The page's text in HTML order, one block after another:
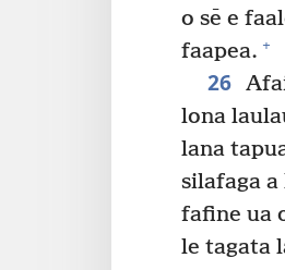
o sē e
faapea. +
26
lona
lana
silafaga
fafine ua
le tagata